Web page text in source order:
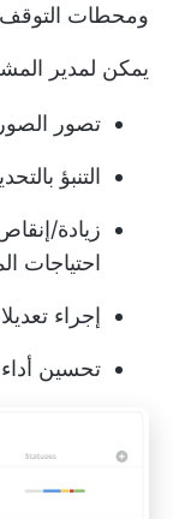
ومحطات التوقف
يمكن لمدير
تصور
التنبؤ
زيادة/
احتياجات
إجراء
تحسين